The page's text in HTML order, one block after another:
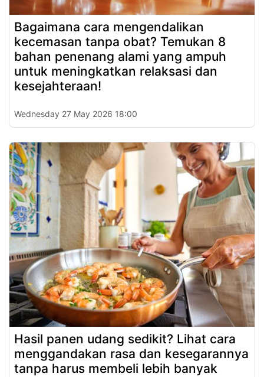
Bagaimana cara mengendalikan
kecemasan tanpa obat? Temukan 8
bahan penenang alami yang ampuh
untuk meningkatkan relaksasi dan
kesejahteraan!
Wednesday 27 May 2026 18:00
Hasil panen udang sedikit? Lihat cara
menggandakan rasa dan kesegarannya
tanpa harus membeli lebih banyak